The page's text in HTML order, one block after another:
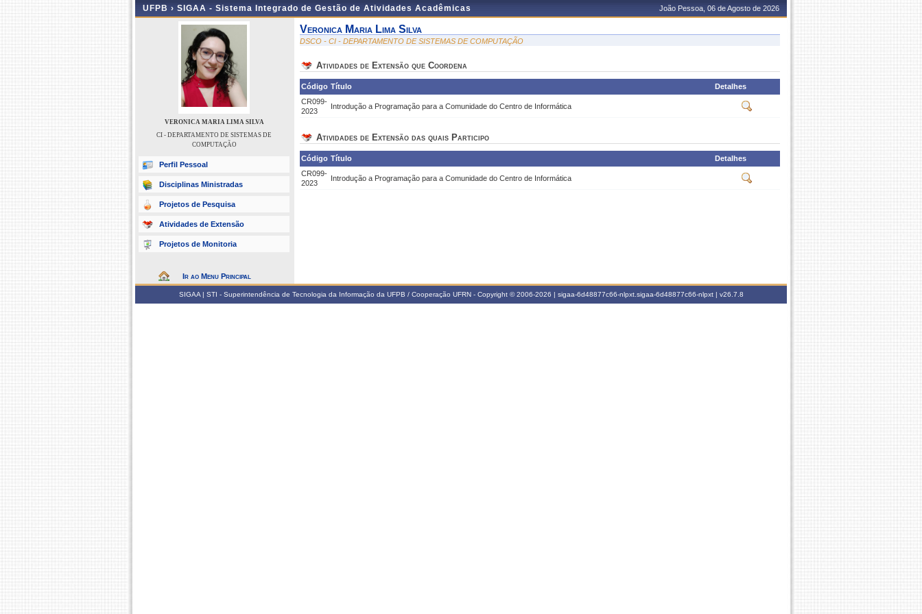
UFPB › SIGAA - Sistema Integrado de Gestão de Atividades Acadêmicas João Pessoa, 06 de Agosto de 2026
VERONICA MARIA LIMA SILVA
CI - DEPARTAMENTO DE SISTEMAS DE
COMPUTAÇÃO
Perfil Pessoal
Disciplinas Ministradas
Projetos de Pesquisa
Atividades de Extensão
Projetos de Monitoria
Ir ao Menu Principal
Veronica Maria Lima Silva
DSCO - CI - DEPARTAMENTO DE SISTEMAS DE COMPUTAÇÃO
Atividades de Extensão que Coordena
Código Título
Detalhes
CR099-
2023
Introdução a Programação para a Comunidade do Centro de Informática
Atividades de Extensão das quais Participo
Código Título
Detalhes
CR099-
2023
Introdução a Programação para a Comunidade do Centro de Informática
SIGAA | STI - Superintendência de Tecnologia da Informação da UFPB / Cooperação UFRN - Copyright © 2006-2026 | sigaa-6d48877c66-nlpxt.sigaa-6d48877c66-nlpxt | v26.7.8